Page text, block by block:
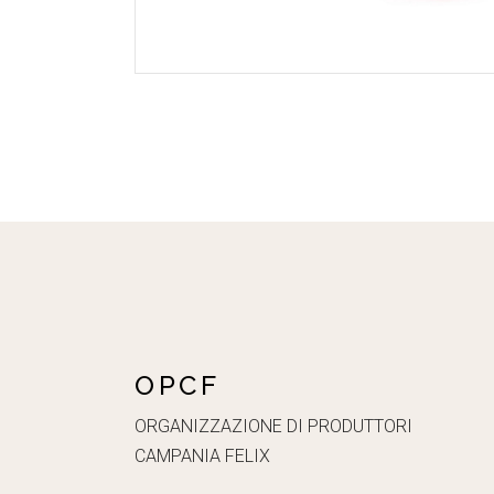
OPCF
ORGANIZZAZIONE DI PRODUTTORI
CAMPANIA FELIX